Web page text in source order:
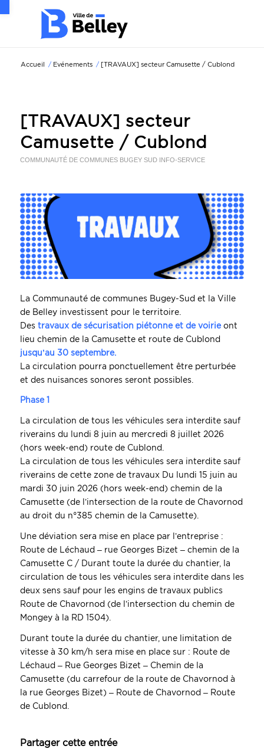
Accueil / Evénements / [TRAVAUX] secteur Camusette / Cublond
[TRAVAUX] secteur
Camusette / Cublond
COMMUNAUTÉ DE COMMUNES BUGEY SUD INFO-SERVICE
La Communauté de communes Bugey-Sud et la Ville
de Belley investissent pour le territoire.
Des travaux de sécurisation piétonne et de voirieont
lieu chemin de la Camusette et route de Cublond
jusqu’au 30 septembre.
La circulation pourra ponctuellement être perturbée
et des nuisances sonores seront possibles.
Phase 1
La circulation de tous les véhicules sera interdite sauf
riverains du lundi 8 juin au mercredi 8 juillet 2026
(hors week-end) route de Cublond.
La circulation de tous les véhicules sera interdite sauf
riverains de cette zone de travaux Du lundi 15 juin au
mardi 30 juin 2026 (hors week-end) chemin de la
Camusette (de l’intersection de la route de Chavornod
au droit du n°385 chemin de la Camusette).
Une déviation sera mise en place par l’entreprise :
Route de Léchaud – rue Georges Bizet – chemin de la
Camusette C / Durant toute la durée du chantier, la
circulation de tous les véhicules sera interdite dans les
deux sens sauf pour les engins de travaux publics
Route de Chavornod (de l’intersection du chemin de
Mongey à la RD 1504).
Durant toute la durée du chantier, une limitation de
vitesse à 30 km/h sera mise en place sur : Route de
Léchaud – Rue Georges Bizet – Chemin de la
Camusette (du carrefour de la route de Chavornod à
la rue Georges Bizet) – Route de Chavornod – Route
de Cublond.
Partager cette entrée